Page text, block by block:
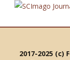
2017-2025 (c)